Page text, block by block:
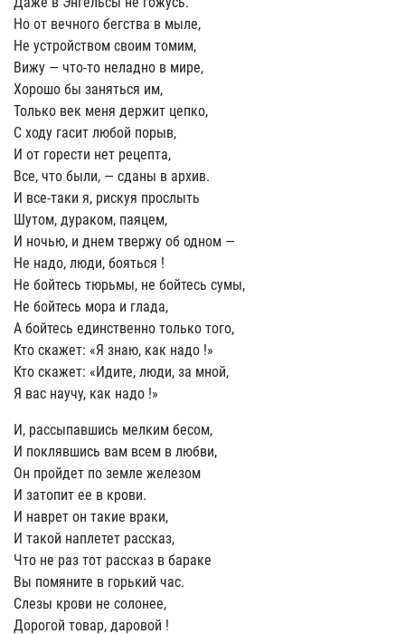
Но от вечного бегства в мыле,
Не устройством своим томим,
Вижу — что-то неладно в мире,
Хорошо бы заняться им,
Только век меня держит цепко,
С ходу гасит любой порыв,
И от горести нет рецепта,
Все, что были, — сданы в архив.
И все-таки я, рискуя прослыть
Шутом, дураком, паяцем,
И ночью, и днем твержу об одном —
Не надо, люди, бояться !
Не бойтесь тюрьмы, не бойтесь сумы,
Не бойтесь мора и глада,
А бойтесь единственно только того,
Кто скажет: «Я знаю, как надо !»
Кто скажет: «Идите, люди, за мной,
Я вас научу, как надо !»
И, рассыпавшись мелким бесом,
И поклявшись вам всем в любви,
Он пройдет по земле железом
И затопит ее в крови.
И наврет он такие враки,
И такой наплетет рассказ,
Что не раз тот рассказ в бараке
Вы помяните в горький час.
Слезы крови не солонее,
Дорогой товар, даровой !